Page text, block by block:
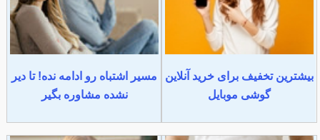
بیشترین تخفیف برای خرید آنلاین
گوشی موبایل
مسیر اشتباه رو ادامه نده! تا دیر
نشده مشاوره بگیر